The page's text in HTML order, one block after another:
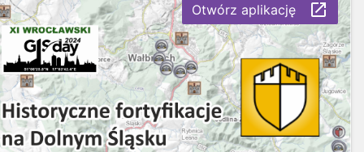
Otwórz aplikację launch